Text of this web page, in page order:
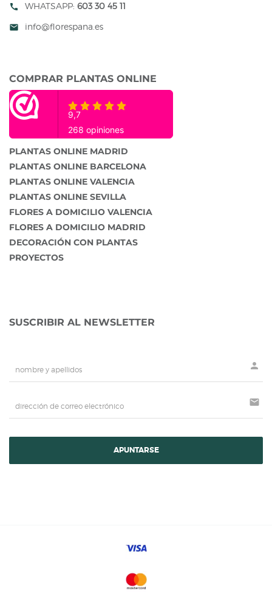
call WHATSAPP: 603 30 45 11
mail info@florespana.es
COMPRAR PLANTAS ONLINE
PLANTAS ONLINE MADRID
PLANTAS ONLINE BARCELONA
PLANTAS ONLINE VALENCIA
PLANTAS ONLINE SEVILLA
FLORES A DOMICILIO VALENCIA
FLORES A DOMICILIO MADRID
DECORACIÓN CON PLANTAS
PROYECTOS
SUSCRIBIR AL NEWSLETTER
person
mail
APUNTARSE